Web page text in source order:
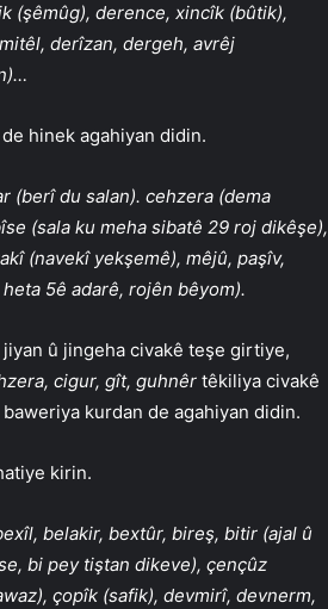
(şêmûg), derence, xincîk (bûtik),
derîzan, dergeh, avrêj
hinek agahiyan didin.
du salan). cehzera (dema
(sala ku meha sibatê 29 roj dikêşe),
(navekî yekşemê), mêjû, paşîv,
5ê adarê, rojên bêyom).
û jingeha civakê teşe girtiye,
cigur, gît, guhnêr têkiliya civakê
kurdan de agahiyan didin.
kirin.
belakir, bextûr, bireş, bitir (ajal û
bi pey tiştan dikeve), çençûz
çopîk (safik), devmirî, devnerm,